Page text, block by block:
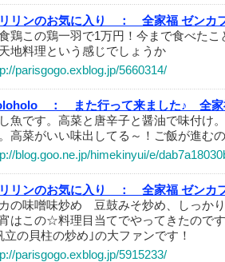
リンのお気に入り ：
全家福 ゼンカ
鶏この鶏一羽で1万円！今まで食べた
地料理という感じでしょうか
parisgogo.exblog.jp/5660314/
：
また行って来ました♪ 全
魚です。高菜と唐辛子と醤油で味付け
高菜がいい味出してる～！ご飯が進む
blog.goo.ne.jp/himekinyui/e/
リンのお気に入り ：
全家福 ゼンカ
の味噌味炒め 豆鼓みそ炒め、しっか
はこの☆料理目当てでやってきたので
立の貝柱の炒め｣の大ファンです！
parisgogo.exblog.jp/5915233/